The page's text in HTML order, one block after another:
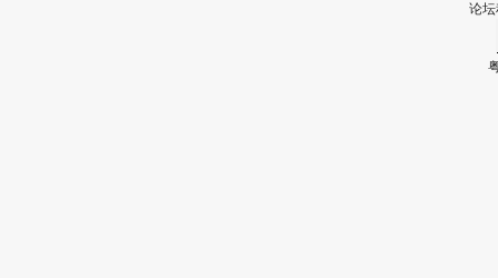
论